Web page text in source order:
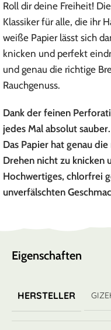
Roll dir deine Freiheit!
Klassiker für alle, die ihr
weiße Papier lässt sich
knicken und perfekt
und genau die richtige
Rauchgenuss.
Dank der feinen
jedes Mal absolut sauber.
Das Papier hat genau
Drehen nicht zu knicken
Hochwertiges, chlorfrei
unverfälschten
Eigenschaften
HERSTELLER